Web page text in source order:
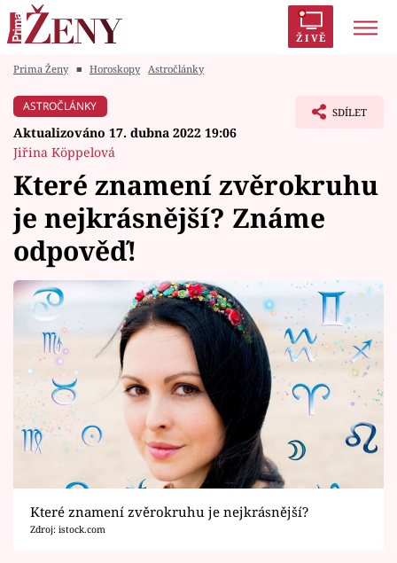
ŽIVĚ
Módní alarm
Témata
Celebrity
Vztahy
Seriály
Horoskopy
Sledujte prima+
Filmový festival Karlovy Vary
Pořady
Prima Ženy ■ Horoskopy Astročlánky
ASTROČLÁNKY
Aktualizováno 17. dubna 2022 19:06
Jiřina Köppelová
SDÍLET
Které znamení zvěrokruhu
je nejkrásnější? Známe
odpověď!
Které znamení zvěrokruhu je nejkrásnější?
Zdroj: istock.com